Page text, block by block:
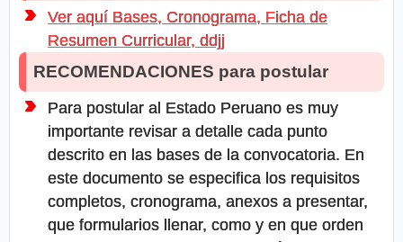
Ver aquí Bases, Cronograma, Ficha de
Resumen Curricular, ddjj
RECOMENDACIONES para postular
Para postular al Estado Peruano es muy
importante revisar a detalle cada punto
descrito en las bases de la convocatoria. En
este documento se especifica los requisitos
completos, cronograma, anexos a presentar,
que formularios llenar, como y en que orden